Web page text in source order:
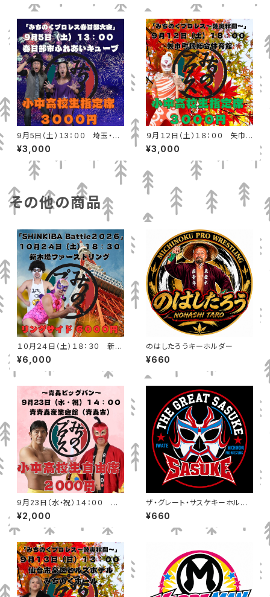
9月5日（土）１3：００ 埼玉・春
日部市ふれあいキューブ 小中高
校生指定席
¥3,000
９月１２日（土）１８：００ 矢巾
町民総合体育館 小中高校生指
定席
¥3,000
その他の商品
１０月２４日（土）１８：３０ 新木
場ファーストリング リングサイ
ド
¥6,000
のはしたろうキーホルダー
¥660
9月23日（水・祝）１４：００ 青
森産業会館（青森市） 小中高校
生自由席
¥2,000
ザ・グレート・サスケキーホルダ
ー
¥660